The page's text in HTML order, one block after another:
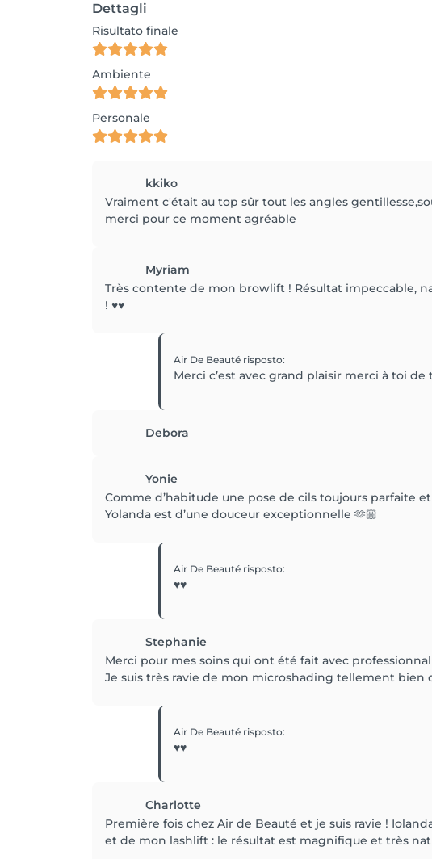
Dettagli
Risultato finale
Ambiente
Personale
kkiko
Vraiment c'était au top sûr tout les angles
merci pour ce moment agréable
Myriam
Très contente de mon browlift ! Résultat impeccable,
! ♥️♥️
Air De Beauté risposto:
Merci c’est avec grand plaisir merci à toi de
Debora
Yonie
Comme d’habitude une pose de cils toujours parfaite
Yolanda est d’une douceur exceptionnelle 🫶🏼
Air De Beauté risposto:
♥️♥️
Stephanie
Merci pour mes soins qui ont été fait avec
Je suis très ravie de mon microshading tellement bien
Air De Beauté risposto:
♥️♥️
Charlotte
Première fois chez Air de Beauté et je suis ravie !
et de mon lashlift : le résultat est magnifique et très